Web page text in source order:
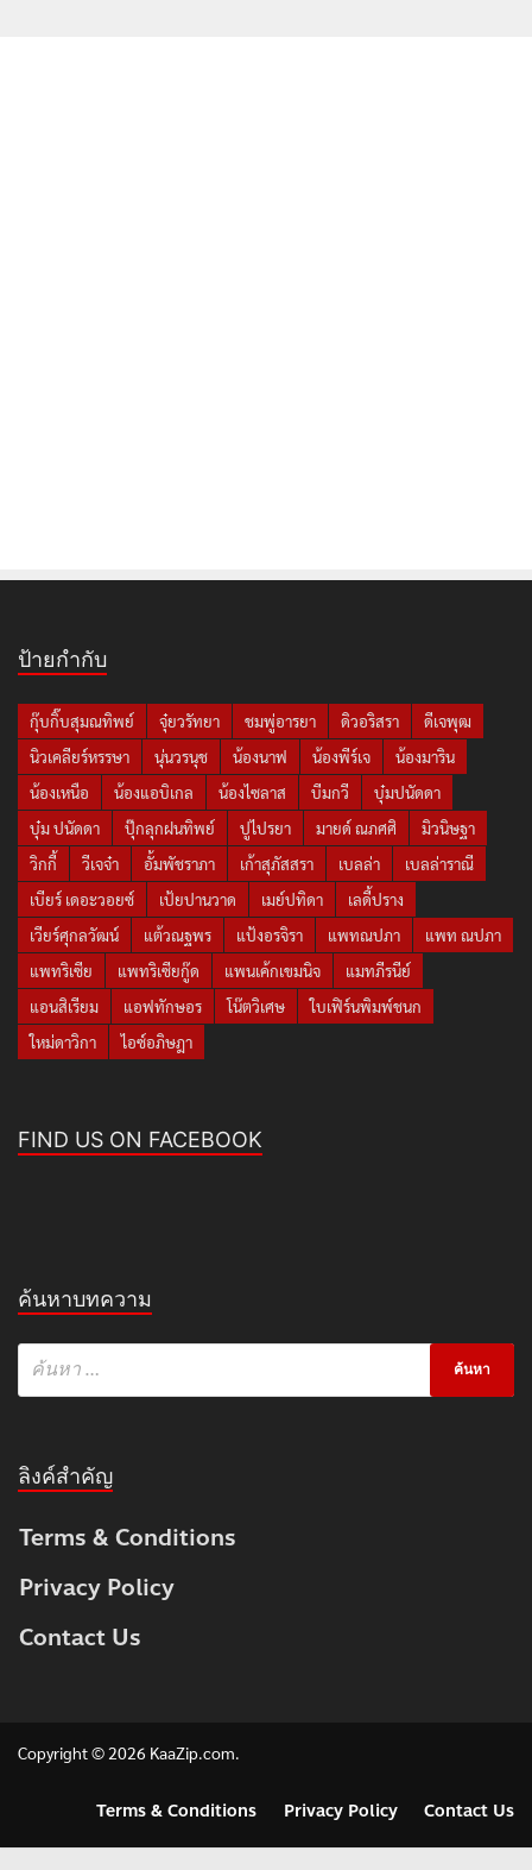
ป้ายกำกับ
กุ๊บกิ๊บสุมณทิพย์ จุ๋ยวรัทยา ชมพู่อารยา ดิวอริสรา
ดีเจพุฒ
นิวเคลียร์หรรษา
นุ่นวรนุช น้องนาฟ น้องพีร์เจ
น้องมาริน
น้องเหนือ
น้องแอบิเกล น้องไซลาส บีมกวี
บุ๋มปนัดดา
บุ๋ม ปนัดดา
ปุ๊กลุกฝนทิพย์ ปูไปรยา มายด์ ณภศศิ
มิวนิษฐา
วิกกี้
วีเจจ๋า อั้มพัชราภา เก้าสุภัสสรา เบลล่า
เบลล่าราณี
เบียร์ เดอะวอยซ์
เป้ยปานวาด เมย์ปทิดา
เลดี้ปราง
เวียร์ศุกลวัฒน์
แต้วณฐพร แป้งอรจิรา แพทณปภา
แพท ณปภา
แพทริเซีย
แพทริเซียกู๊ด แพนเค้กเขมนิจ
แมทภีรนีย์
แอนสิเรียม
แอฟทักษอร โน๊ตวิเศษ
ใบเฟิร์นพิมพ์ชนก
ใหม่ดาวิกา
ไอซ์อภิษฎา
FIND US ON FACEBOOK
ค้นหาบทความ
ลิงค์สำคัญ
Terms & Conditions
Privacy Policy
Contact Us
Copyright © 2026 KaaZip.com.
Terms & Conditions Privacy Policy Contact Us